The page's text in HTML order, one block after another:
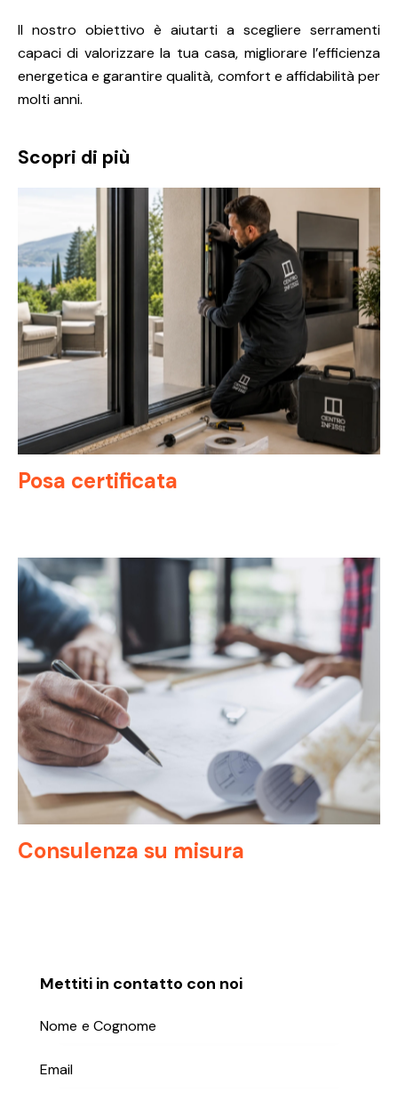
Il nostro obiettivo è aiutarti a scegliere serramenti
capaci di valorizzare la tua casa, migliorare l’efficienza
energetica e garantire qualità, comfort e affidabilità per
molti anni.
Scopri di più
Posa certificata
Consulenza su misura
Mettiti in contatto con noi